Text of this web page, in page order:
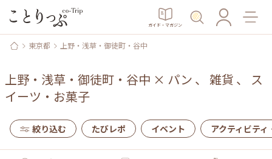
ガイド・マガジン
東京都 上野・浅草・御徒町・谷中
上野・浅草・御徒町・谷中 × パン 、 雑貨 、 ス
イーツ・お菓子
絞り込む たびレポ イベント アクティビティ